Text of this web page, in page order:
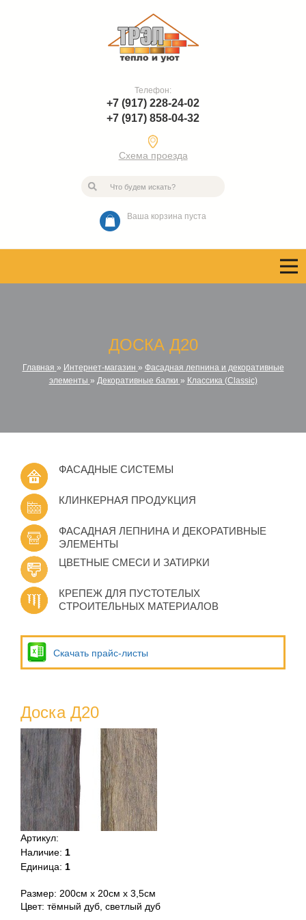
Телефон:
+7 (917) 228-24-02
+7 (917) 858-04-32
Схема проезда
Ваша корзина пуста
ДОСКА Д20
Главная » Интернет-магазин » Фасадная лепнина и декоративные
элементы » Декоративные балки » Классика (Classic)
ФАСАДНЫЕ СИСТЕМЫ
КЛИНКЕРНАЯ ПРОДУКЦИЯ
ФАСАДНАЯ ЛЕПНИНА И ДЕКОРАТИВНЫЕ
ЭЛЕМЕНТЫ
ЦВЕТНЫЕ СМЕСИ И ЗАТИРКИ
КРЕПЕЖ ДЛЯ ПУСТОТЕЛЫХ
СТРОИТЕЛЬНЫХ МАТЕРИАЛОВ
Скачать прайс-листы
Доска Д20
Артикул:
Наличие: 1
Единица: 1
Размер: 200см х 20см х 3,5см
Цвет: тёмный дуб, светлый дуб